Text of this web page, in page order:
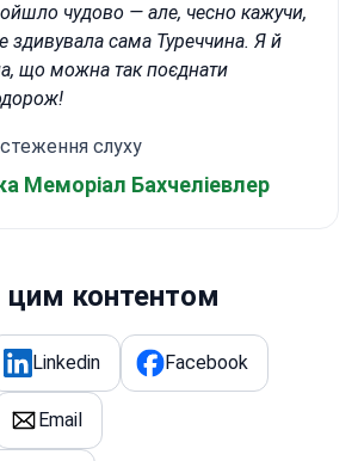
чудово — але, чесно кажучи,
здивувала сама Туреччина. Я й
що можна так поєднати
слуху
Меморіал Бахчеліевлер
цим контентом
Linkedin Facebook
Email